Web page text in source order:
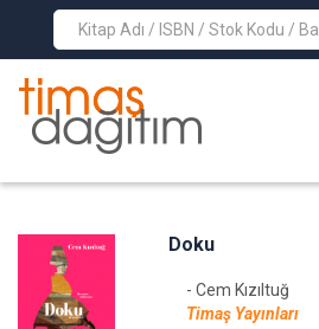
>
Doku
- Cem Kızıltuğ
Timaş Yayınları